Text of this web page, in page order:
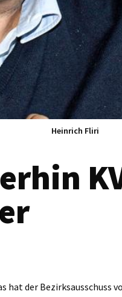
Heinrich Fliri
hat der Bezirksausschuss